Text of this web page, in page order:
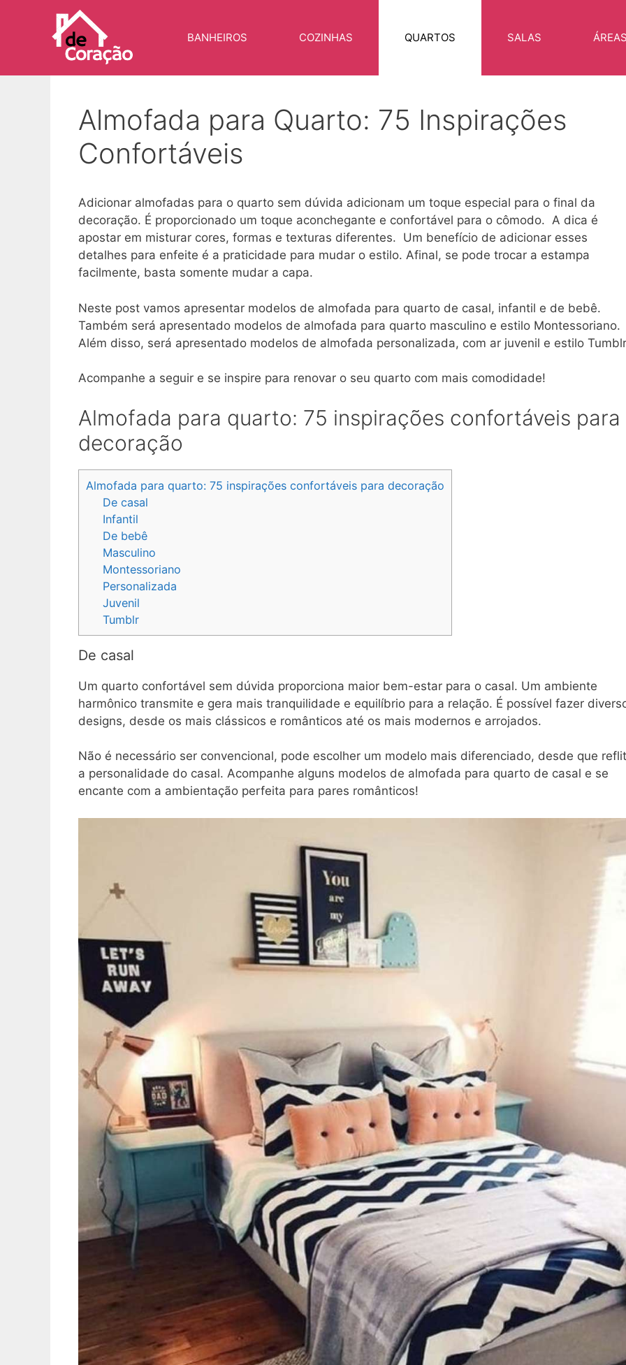
BANHEIROS COZINHAS QUARTOS SALAS
Almofada para Quarto: 75 Inspirações
Confortáveis
Adicionar almofadas para o quarto sem dúvida adicionam um toque especial para o final da
decoração. É proporcionado um toque aconchegante e confortável para o cômodo. A dica é
apostar em misturar cores, formas e texturas diferentes. Um benefício de adicionar esses
detalhes para enfeite é a praticidade para mudar o estilo. Afinal, se pode trocar a estampa
facilmente, basta somente mudar a capa.
Neste post vamos apresentar modelos de almofada para quarto de casal, infantil e de bebê.
Também será apresentado modelos de almofada para quarto masculino e estilo Montessoriano.
Além disso, será apresentado modelos de almofada personalizada, com ar juvenil e estilo
Acompanhe a seguir e se inspire para renovar o seu quarto com mais comodidade!
Almofada para quarto: 75 inspirações confortáveis para
decoração
Almofada para quarto: 75 inspirações confortáveis para decoração
De casal
Infantil
De bebê
Masculino
Montessoriano
Personalizada
Juvenil
Tumblr
De casal
Um quarto confortável sem dúvida proporciona maior bem-estar para o casal. Um ambiente
harmônico transmite e gera mais tranquilidade e equilíbrio para a relação. É possível fazer
designs, desde os mais clássicos e românticos até os mais modernos e arrojados.
Não é necessário ser convencional, pode escolher um modelo mais diferenciado, desde que
a personalidade do casal. Acompanhe alguns modelos de almofada para quarto de casal e se
encante com a ambientação perfeita para pares românticos!